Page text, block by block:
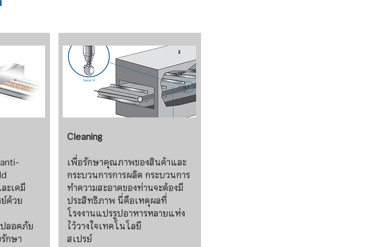
ะเคมี
ด้วย
ลอดภัย
กษา
Cleaning
เพื่อรักษาคุณภาพของสินค้าและ
กระบวนการการผลิต กระบวนการ
ทำความสะอาดของท่านจะต้องมี
ประสิทธิภาพ นี่คือเหตุผลที่
โรงงานแปรรูปอาหารหลายแห่ง
ไว้วางใจเทคโนโลยี
สเปรย์